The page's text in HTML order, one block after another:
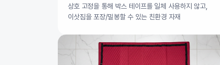
상호 고정을 통해 박스 테이프를 일체 사용하지 않고,
이삿짐을 포장/밀봉할 수 있는 친환경 자재